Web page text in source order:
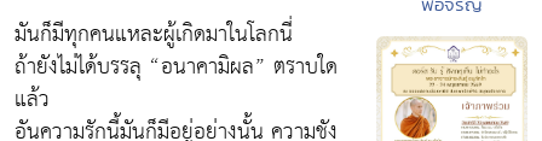
มันก็มีทุกคนแหละผู้เกิดมาในโลกนี่
ถ้ายังไม่ได้บรรลุ “อนาคามิผล” ตราบใด
แล้ว
อันความรักนี้มันก็มีอยู่อย่างนั้น ความชัง